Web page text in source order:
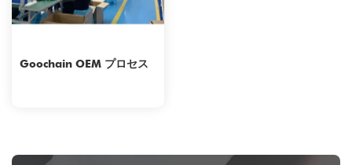
Goochain OEM プロセス